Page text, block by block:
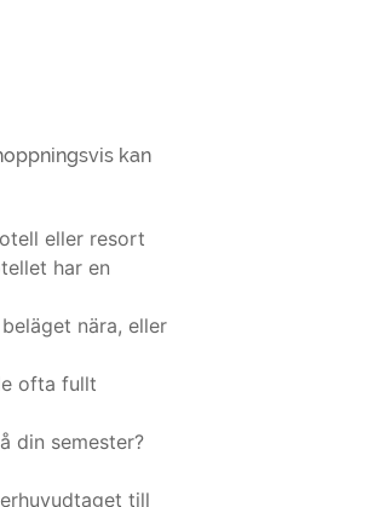
kan
eller resort
har en
nära, eller
ofta fullt
din semester?
till